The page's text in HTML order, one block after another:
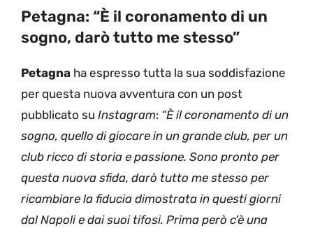
Petagna: “È il coronamento di un
sogno, darò tutto me stesso”
Petagna ha espresso tutta la sua soddisfazione
per questa nuova avventura con un post
pubblicato su Instagram: “È il coronamento di un
sogno, quello di giocare in un grande club, per un
club ricco di storia e passione. Sono pronto per
questa nuova sfida, darò tutto me stesso per
ricambiare la fiducia dimostrata in questi giorni
dal Napoli e dai suoi tifosi. Prima però c’è una